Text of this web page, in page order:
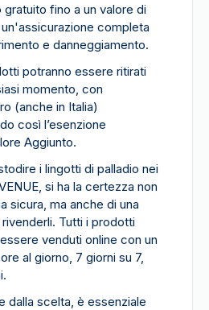
fino a un valore di
completa
e danneggiamento.
potranno essere ritirati
momento, con
(anche in Italia)
così l’esenzione
Aggiunto.
i lingotti di palladio nei
si ha la certezza non
sicura, ma anche di una
Tutti i prodotti
venduti online con un
al giorno, 7 giorni su 7,
dalla scelta, è essenziale